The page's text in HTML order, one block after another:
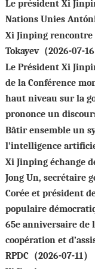
Le président Xi
Nations Unies
Xi Jinping rencontre
Tokayev（2026-07-16
Le Président Xi
de la Conférence
haut niveau sur la
prononce un
Bâtir ensemble un
l’intelligence
Xi Jinping échange
Jong Un, secrétaire
Corée et président
populaire
65e anniversaire de
coopération et
RPDC（2026-07-11）